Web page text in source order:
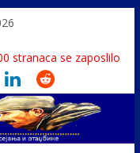
stranaca se zaposlilo
народним
u Rumuniju